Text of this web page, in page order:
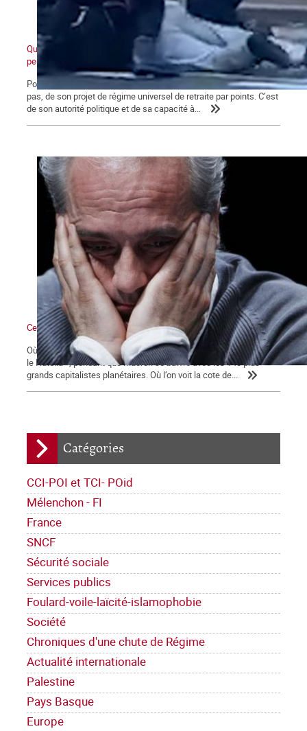
Catégories
CCI-POI et TCI- POid
Mélenchon - FI
France
SNCF
Sécurité sociale
Services publics
Foulard-voile-laïcité-islamophobie
Société
Chroniques d'une chute de Régime
Actualité internationale
Palestine
Pays Basque
Europe
Quand ceux d'en bas ne veulent plus et que ceux d'en haut ne
peuvent plus
Pour Macron, ce qui se joue aujourd’hui va au-delà de l’avenir, ou
pas, de son projet de régime universel de retraite par points. C’est
de son autorité politique et de sa capacité à...
Ce qui se dessine
Où l’on voit les médias bien mangeants se ruer vers « la ruée sur
le Nutella », pendant que Macron se baffre avec les 140 plus
grands capitalistes planétaires. Où l’on voit la cote de...